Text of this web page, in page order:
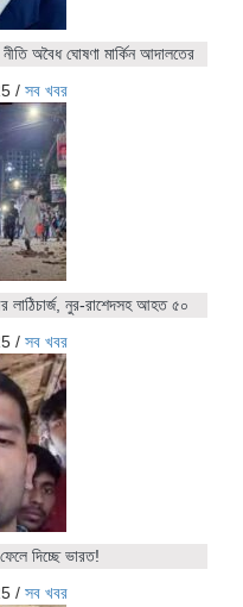
অবৈধ ঘোষণা মার্কিন আদালতের
/ সব খবর
লাঠিচার্জ, নুর-রাশেদসহ আহত ৫০
/ সব খবর
ফেলে দিচ্ছে ভারত!
/ সব খবর